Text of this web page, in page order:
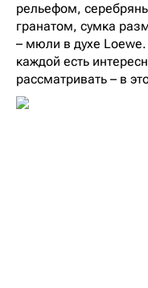
рельефом,
гранатом, сумка
– мюли в духе
каждой есть
рассматривать – в